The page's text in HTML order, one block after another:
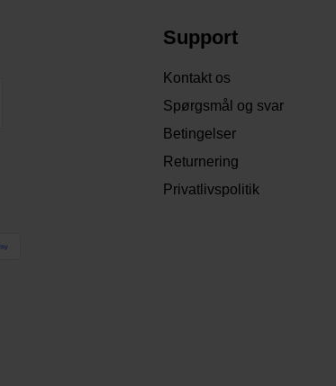
Support
Kontakt os
Spørgsmål og svar
Betingelser
Returnering
Privatlivspolitik